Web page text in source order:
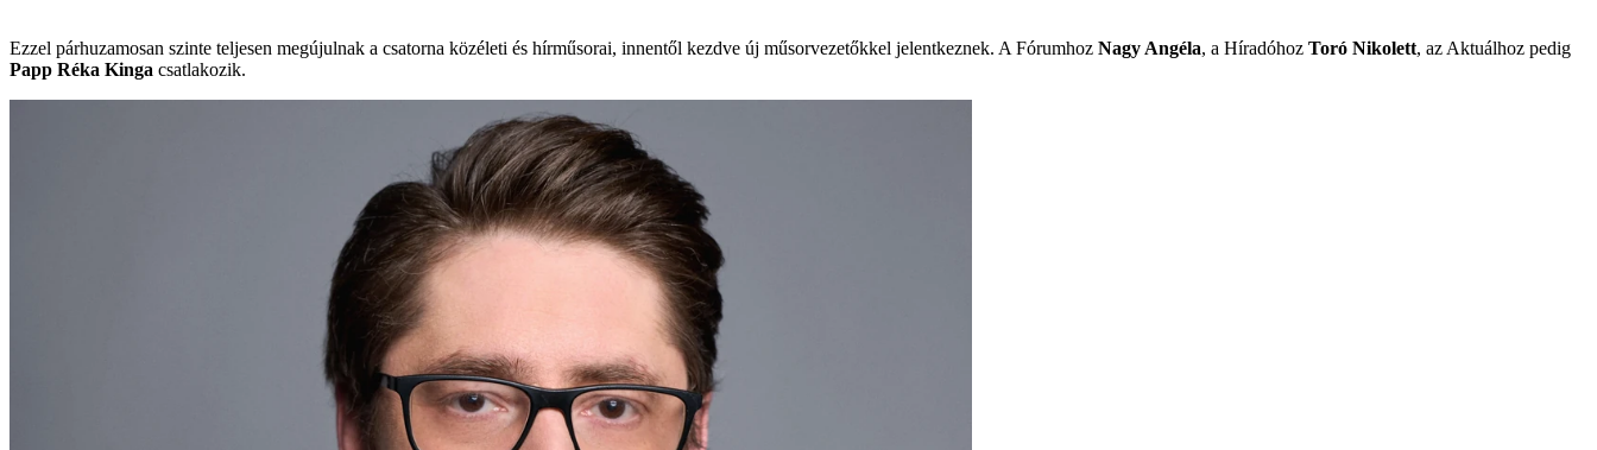
Ezzel párhuzamosan szinte teljesen megújulnak a csatorna közéleti és hírműsorai, innentől kezdve új műsorvezetőkkel jelentkeznek. A Fórumhoz Nagy Angéla, a Híradóhoz Toró Nikolett, az Aktuálhoz pedig
Papp Réka Kinga csatlakozik.